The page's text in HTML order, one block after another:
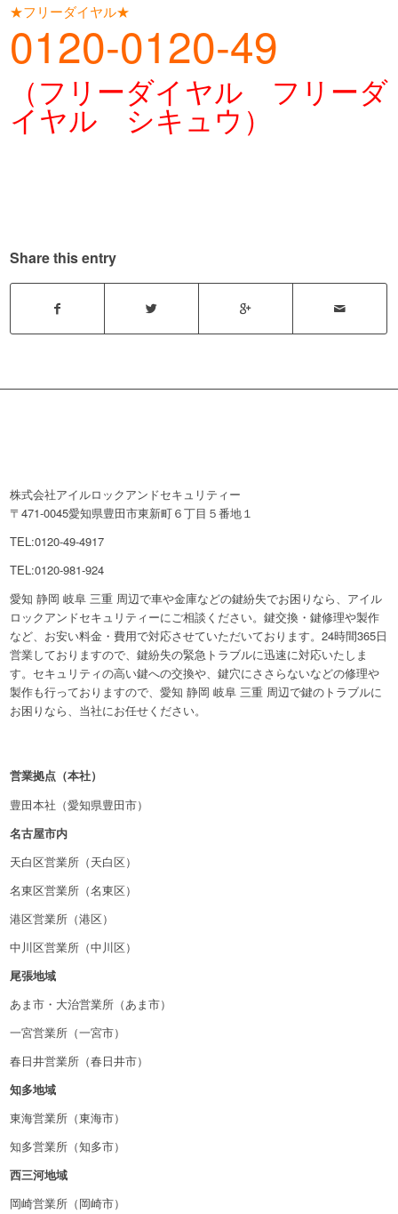
★フリーダイヤル★
0120-0120-49
（フリーダイヤル フリーダ
イヤル シキュウ）
Share this entry
株式会社アイルロックアンドセキュリティー
〒471-0045愛知県豊田市東新町６丁目５番地１
TEL:0120-49-4917
TEL:0120-981-924
愛知 静岡 岐阜 三重 周辺で車や金庫などの鍵紛失でお困りなら、アイル
ロックアンドセキュリティーにご相談ください。鍵交換・鍵修理や製作
など、お安い料金・費用で対応させていただいております。24時間365日
営業しておりますので、鍵紛失の緊急トラブルに迅速に対応いたしま
す。セキュリティの高い鍵への交換や、鍵穴にささらないなどの修理や
製作も行っておりますので、愛知 静岡 岐阜 三重 周辺で鍵のトラブルに
お困りなら、当社にお任せください。
営業拠点（本社）
豊田本社（愛知県豊田市）
名古屋市内
天白区営業所（天白区）
名東区営業所（名東区）
港区営業所（港区）
中川区営業所（中川区）
尾張地域
あま市・大治営業所（あま市）
一宮営業所（一宮市）
春日井営業所（春日井市）
知多地域
東海営業所（東海市）
知多営業所（知多市）
西三河地域
岡崎営業所（岡崎市）